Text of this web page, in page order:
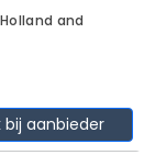
Holland and
bij aanbieder